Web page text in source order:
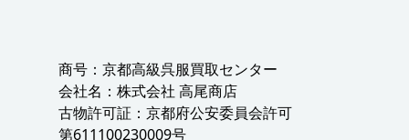
商号：京都高級呉服買取センター
会社名：株式会社 高尾商店
古物許可証：京都府公安委員会許可
第611100230009号